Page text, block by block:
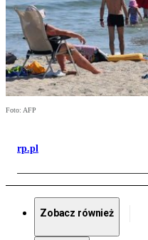
Foto: AFP
rp.pl
Zobacz również